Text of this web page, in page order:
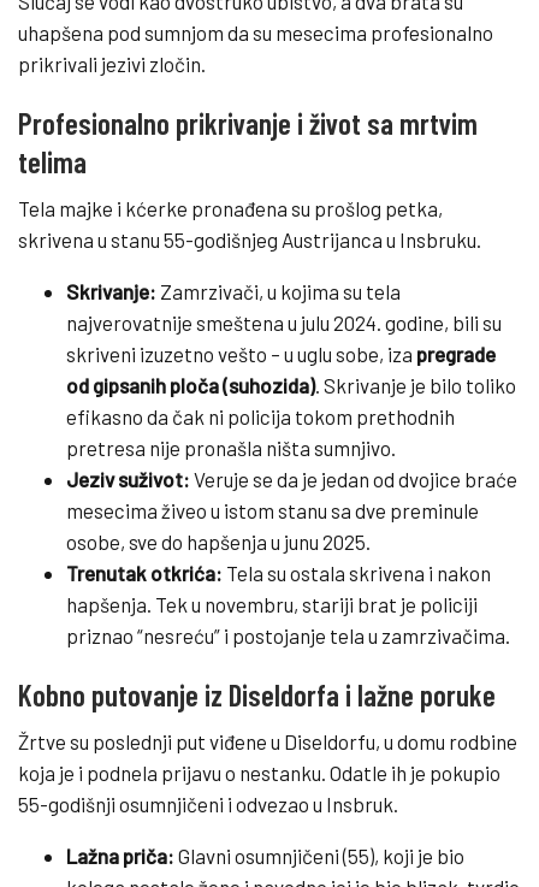
uhapšena pod sumnjom da su mesecima profesionalno
prikrivali jezivi zločin.
Profesionalno prikrivanje i život sa mrtvim
telima
Tela majke i kćerke pronađena su prošlog petka,
skrivena u stanu 55-godišnjeg Austrijanca u Insbruku.
Skrivanje: Zamrzivači, u kojima su tela
najverovatnije smeštena u julu 2024. godine, bili su
skriveni izuzetno vešto – u uglu sobe, iza pregrade
od gipsanih ploča (suhozida). Skrivanje je bilo toliko
efikasno da čak ni policija tokom prethodnih
pretresa nije pronašla ništa sumnjivo.
Jeziv suživot: Veruje se da je jedan od dvojice braće
mesecima živeo u istom stanu sa dve preminule
osobe, sve do hapšenja u junu 2025.
Trenutak otkrića: Tela su ostala skrivena i nakon
hapšenja. Tek u novembru, stariji brat je policiji
priznao “nesreću” i postojanje tela u zamrzivačima.
Kobno putovanje iz Diseldorfa i lažne poruke
Žrtve su poslednji put viđene u Diseldorfu, u domu rodbine
koja je i podnela prijavu o nestanku. Odatle ih je pokupio
55-godišnji osumnjičeni i odvezao u Insbruk.
Lažna priča: Glavni osumnjičeni (55), koji je bio